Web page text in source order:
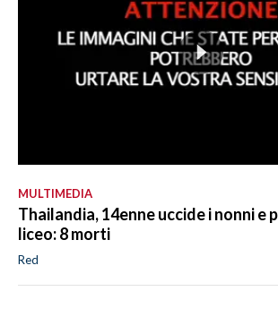
MULTIMEDIA
Thailandia, 14enne uccide i nonni e
liceo: 8 morti
Red